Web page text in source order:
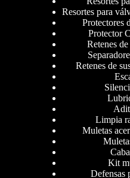
Resortes para
Protectores
Protector
Retenes
Retenes de
Limpia
Muletas
Kit
Defensas